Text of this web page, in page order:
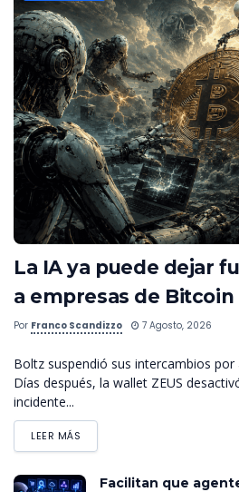
La IA ya puede dejar
a empresas de Bitcoin
Por Franco Scandizzo 7 Agosto, 2026
Boltz suspendió sus intercambios
Días después, la wallet ZEUS
incidente...
LEER MÁS
Facilitan que